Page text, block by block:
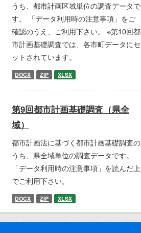
うち、都市計画区域単位の調査データで
す。 「データ利用時の注意事項」をご
確認のうえ、ご利用下さい。 ※第10回都
市計画基礎調査では、各市町データにセ
ットされています。
DOCX ZIP XLSX
第9回都市計画基礎調査（県全
域）
都市計画法に基づく都市計画基礎調査の
うち、県全域単位の調査データです。
「データ利用時の注意事項」を読んだ上
でご利用下さい。
DOCX ZIP XLSX